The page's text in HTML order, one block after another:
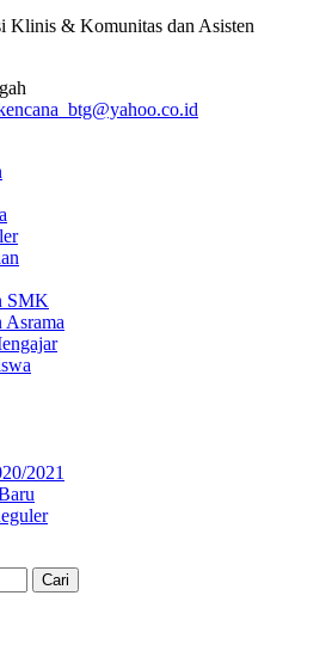
Klinis & Komunitas dan Asisten
SMK
Asrama
2021